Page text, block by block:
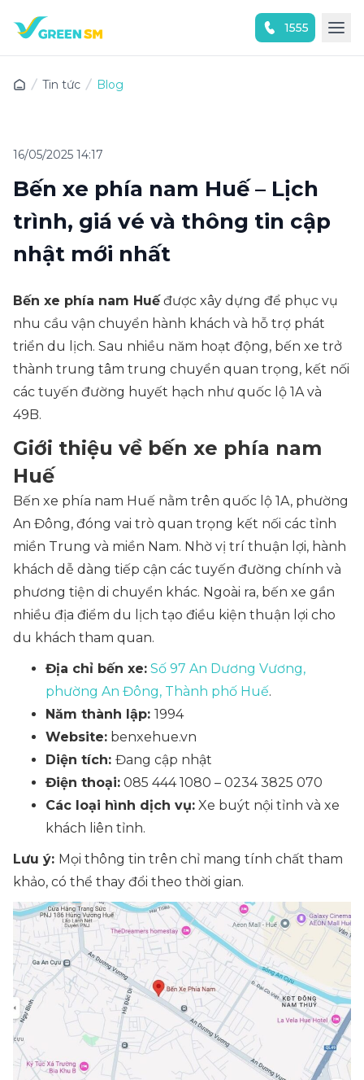
1555
Tin tức Blog
16/05/2025 14:17
Bến xe phía nam Huế – Lịch
trình, giá vé và thông tin cập
nhật mới nhất
Bến xe phía nam Huếđược xây dựng để phục vụ
nhu cầu vận chuyển hành khách và hỗ trợ phát
triển du lịch. Sau nhiều năm hoạt động, bến xe trở
thành trung tâm trung chuyển quan trọng, kết nối
các tuyến đường huyết hạch như quốc lộ 1A và
49B.
Giới thiệu về bến xe phía nam
Huế
Bến xe phía nam Huế nằm trên quốc lộ 1A, phường
An Đông, đóng vai trò quan trọng kết nối các tỉnh
miền Trung và miền Nam. Nhờ vị trí thuận lợi, hành
khách dễ dàng tiếp cận các tuyến đường chính và
phương tiện di chuyển khác. Ngoài ra, bến xe gần
nhiều địa điểm du lịch tạo điều kiện thuận lợi cho
du khách tham quan.
Địa chỉ bến xe: Số 97 An Dương Vương,
phường An Đông, Thành phố Huế.
Năm thành lập: 1994
Website: benxehue.vn
Diện tích: Đang cập nhật
Điện thoại: 085 444 1080 – 0234 3825 070
Các loại hình dịch vụ: Xe buýt nội tỉnh và xe
khách liên tỉnh.
Lưu ý: Mọi thông tin trên chỉ mang tính chất tham
khảo, có thể thay đổi theo thời gian.